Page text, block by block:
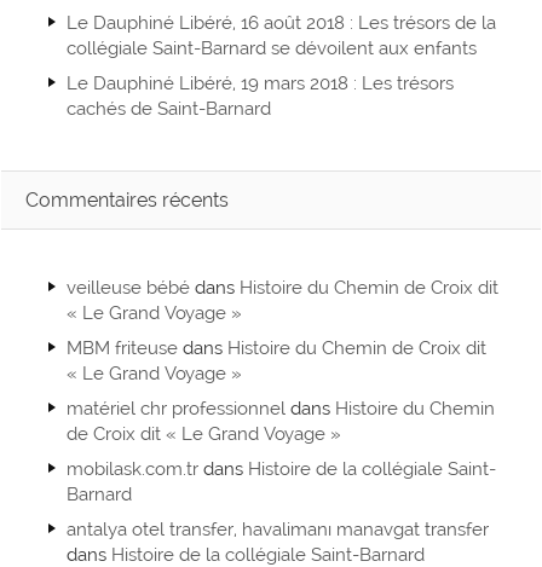
Le Dauphiné Libéré, 16 août 2018 : Les trésors de la
collégiale Saint-Barnard se dévoilent aux enfants
Le Dauphiné Libéré, 19 mars 2018 : Les trésors
cachés de Saint-Barnard
Commentaires récents
veilleuse bébé dans Histoire du Chemin de Croix dit
« Le Grand Voyage »
MBM friteuse dans Histoire du Chemin de Croix dit
« Le Grand Voyage »
matériel chr professionnel dans Histoire du Chemin
de Croix dit « Le Grand Voyage »
mobilask.com.tr dans Histoire de la collégiale Saint-
Barnard
antalya otel transfer, havalimanı manavgat transfer
dans Histoire de la collégiale Saint-Barnard